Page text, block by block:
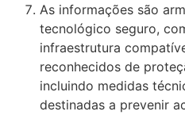
As informações são
tecnológico seguro,
infraestrutura
reconhecidos de
incluindo medidas
destinadas a prevenir